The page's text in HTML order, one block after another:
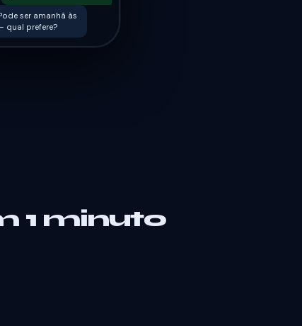
ser amanhã às
qual prefere?
1 minuto